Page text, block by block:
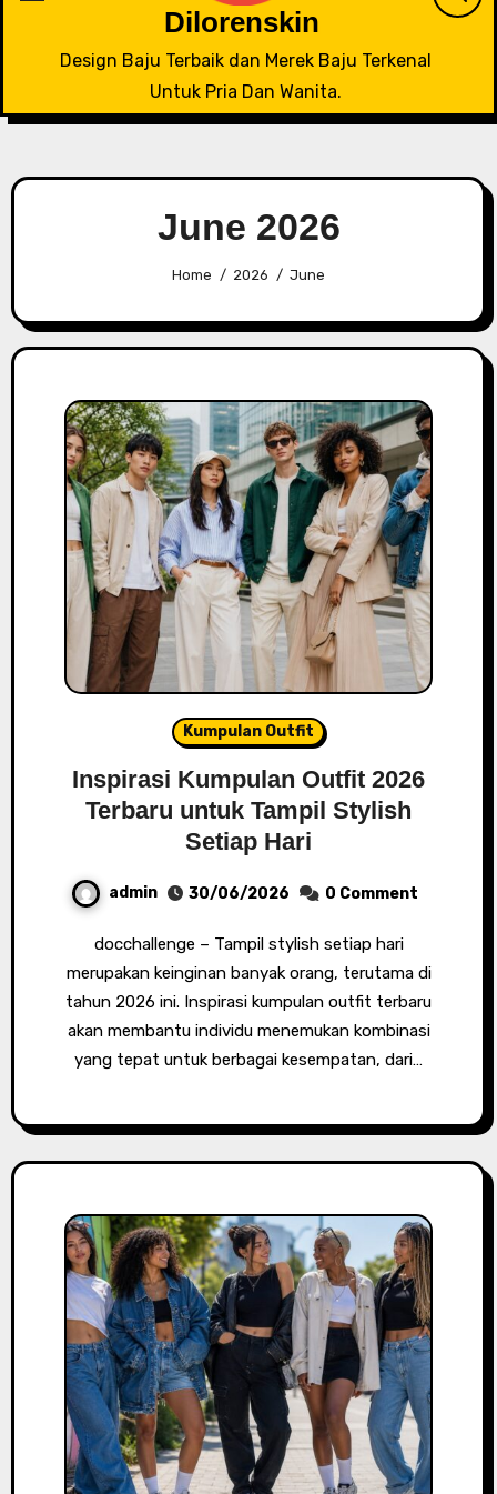
Dilorenskin
Design Baju Terbaik dan Merek Baju Terkenal
Untuk Pria Dan Wanita.
June 2026
Home 2026 June
Kumpulan Outfit
Inspirasi Kumpulan Outfit 2026
Terbaru untuk Tampil Stylish
Setiap Hari
admin 30/06/2026 0 Comment
docchallenge – Tampil stylish setiap hari
merupakan keinginan banyak orang, terutama di
tahun 2026 ini. Inspirasi kumpulan outfit terbaru
akan membantu individu menemukan kombinasi
yang tepat untuk berbagai kesempatan, dari…